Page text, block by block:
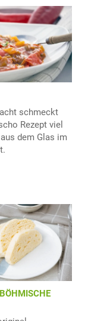
schmeckt
Rezept viel
dem Glas im